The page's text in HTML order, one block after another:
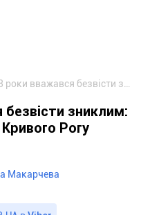
Майже 3 роки вважався безвісти зниклим: на війні загинув боєць з Кривого Рогу В`ячеслав Чучмай
зниклим:
Кривого Рогу
Макарчева